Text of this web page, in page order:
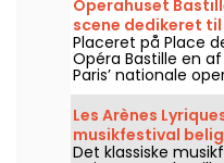
Operahuset
scene dedikeret
Placeret på Place
Opéra Bastille en
Paris’ nationale
opsætninger af
balletforestillinger
indvielsen i 1989
tiltrukket et bredt
centralt
Les Arènes
musikfestival
højen
Det klassiske